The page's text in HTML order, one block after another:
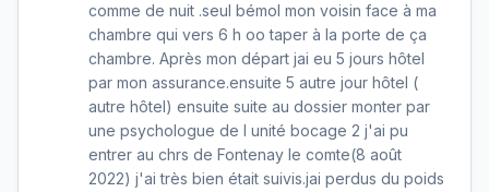
comme de nuit .seul bémol mon voisin face à ma
chambre qui vers 6 h oo taper à la porte de ça
chambre. Après mon départ jai eu 5 jours hôtel
par mon assurance.ensuite 5 autre jour hôtel (
autre hôtel) ensuite suite au dossier monter par
une psychologue de l unité bocage 2 j'ai pu
entrer au chrs de Fontenay le comte(8 août
2022) j'ai très bien était suivis.jai perdus du poids